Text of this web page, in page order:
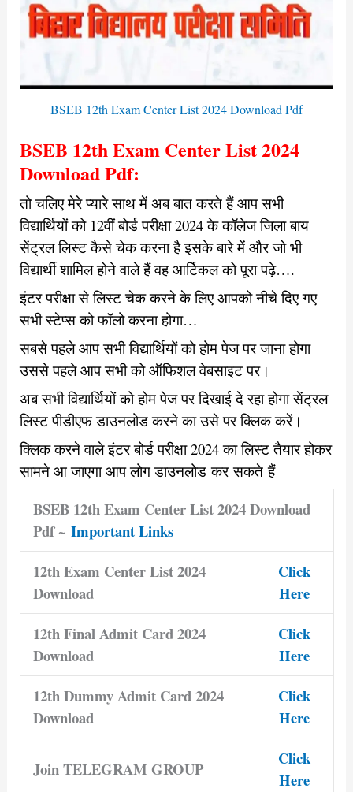
BSEB 12th Exam Center List 2024 Download Pdf
BSEB 12th Exam Center List 2024
Download Pdf:
तो चलिए मेरे प्यारे साथ में अब बात करते हैं आप सभी
विद्यार्थियों को 12वीं बोर्ड परीक्षा 2024 के कॉलेज जिला बाय
सेंट्रल लिस्ट कैसे चेक करना है इसके बारे में और जो भी
विद्यार्थी शामिल होने वाले हैं वह आर्टिकल को पूरा पढ़े….
इंटर परीक्षा से लिस्ट चेक करने के लिए आपको नीचे दिए गए
सभी स्टेप्स को फॉलो करना होगा…
सबसे पहले आप सभी विद्यार्थियों को होम पेज पर जाना होगा
उससे पहले आप सभी को ऑफिशल वेबसाइट पर।
अब सभी विद्यार्थियों को होम पेज पर दिखाई दे रहा होगा सेंट्रल
लिस्ट पीडीएफ डाउनलोड करने का उसे पर क्लिक करें।
क्लिक करने वाले इंटर बोर्ड परीक्षा 2024 का लिस्ट तैयार होकर
सामने आ जाएगा आप लोग डाउनलोड कर सकते हैं
BSEB 12th Exam Center List 2024 Download
Pdf ~ Important Links
12th Exam Center List 2024
Download
Click
Here
12th Final Admit Card 2024
Download
Click
Here
12th Dummy Admit Card 2024
Download
Click
Here
Join TELEGRAM GROUP
Click
Here